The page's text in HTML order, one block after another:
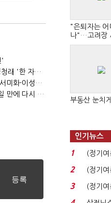
'
(정기여론조사)③2순위, 10명 중 4명 '송영길'…정청래 '한 자릿수'
(정기여론조사)④최고위원 최민희·박선원 '양강'…서미화·이성윤·임미애 뒤이어
(정기여론조사)⑤이 대통령 지지율 47.7%…일주일 만에 다시 40%대
"은퇴자는 어
나"…고려장
판 확산
부동산 눈치
인기뉴스
1
(정기
청래 '
2
(정기
'초접
3
(정기
7%…